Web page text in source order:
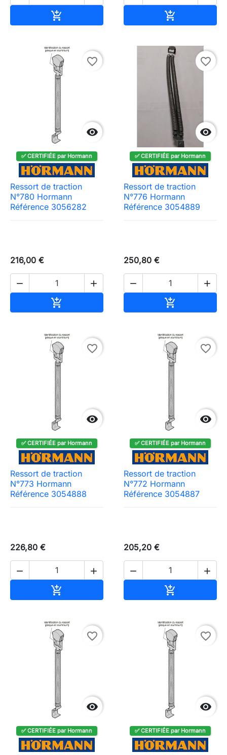
 

favorite_border
✅ CERTIFIÉE par Hormann
Ressort de traction
N°780 Hormann
Référence 3056282
216,00 €
 


favorite_border
✅ CERTIFIÉE par Hormann
Ressort de traction
N°776 Hormann
Référence 3054889
250,80 €
 


favorite_border
✅ CERTIFIÉE par Hormann
Ressort de traction
N°773 Hormann
Référence 3054888
226,80 €
 


favorite_border
✅ CERTIFIÉE par Hormann
Ressort de traction
N°772 Hormann
Référence 3054887
205,20 €
 


favorite_border
✅ CERTIFIÉE par Hormann

favorite_border
✅ CERTIFIÉE par Hormann